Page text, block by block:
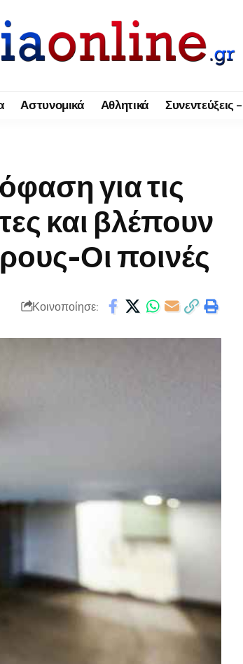
Αστυνομικά Αθλητικά Συνεντεύξεις
για τις
και βλέπουν
Οι ποινές
Κοινοποίησε: